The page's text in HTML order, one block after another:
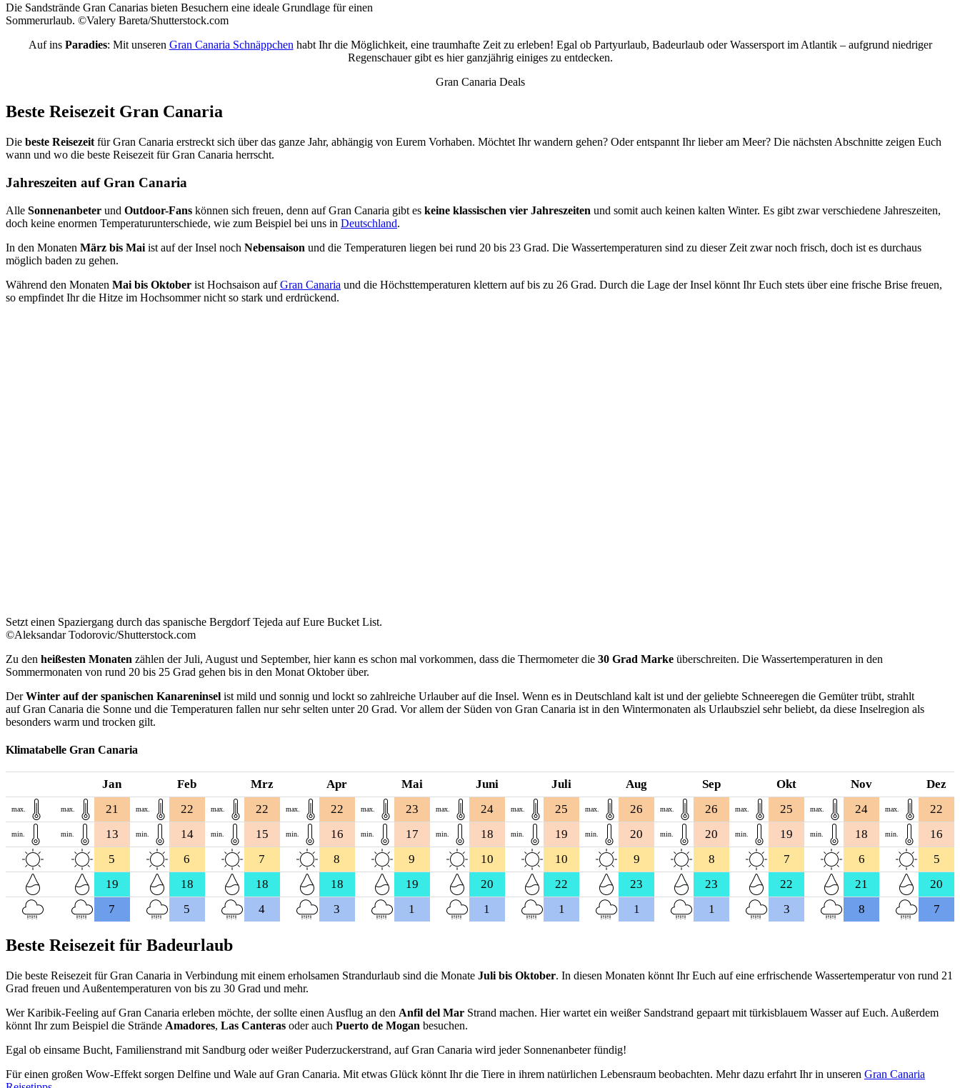
Die Sandstrände Gran Canarias bieten Besuchern eine ideale Grundlage für einen
Sommerurlaub. ©Valery Bareta/Shutterstock.com
Auf ins Paradies: Mit unseren Gran Canaria Schnäppchen habt Ihr die Möglichkeit, eine traumhafte Zeit zu erleben! Egal ob Partyurlaub, Badeurlaub oder Wassersport im Atlantik – aufgrund niedriger
Regenschauer gibt es hier ganzjährig einiges zu entdecken.
Gran Canaria Deals
Beste Reisezeit Gran Canaria
Die beste Reisezeit für Gran Canaria erstreckt sich über das ganze Jahr, abhängig von Eurem Vorhaben. Möchtet Ihr wandern gehen? Oder entspannt Ihr lieber am Meer? Die nächsten Abschnitte zeigen Euch
wann und wo die beste Reisezeit für Gran Canaria herrscht.
Jahreszeiten auf Gran Canaria
Alle Sonnenanbeter und Outdoor-Fans können sich freuen, denn auf Gran Canaria gibt es keine klassischen vier Jahreszeiten und somit auch keinen kalten Winter. Es gibt zwar verschiedene Jahreszeiten,
doch keine enormen Temperaturunterschiede, wie zum Beispiel bei uns in Deutschland.
In den Monaten März bis Mai ist auf der Insel noch Nebensaison und die Temperaturen liegen bei rund 20 bis 23 Grad. Die Wassertemperaturen sind zu dieser Zeit zwar noch frisch, doch ist es durchaus
möglich baden zu gehen.
Während den Monaten Mai bis Oktober ist Hochsaison aufGran Canaria und die Höchsttemperaturen klettern auf bis zu 26 Grad. Durch die Lage der Insel könnt Ihr Euch stets über eine frische Brise freuen,
so empfindet Ihr die Hitze im Hochsommer nicht so stark und erdrückend.
Setzt einen Spaziergang durch das spanische Bergdorf Tejeda auf Eure Bucket List.
©Aleksandar Todorovic/Shutterstock.com
Zu den heißesten Monaten zählen der Juli, August und September, hier kann es schon mal vorkommen, dass die Thermometer die 30 Grad Marke überschreiten. Die Wassertemperaturen in den
Sommermonaten von rund 20 bis 25 Grad gehen bis in den Monat Oktober über.
DerWinter auf der spanischen Kanareninsel ist mild und sonnig und lockt so zahlreiche Urlauber auf die Insel. Wenn es in Deutschland kalt ist und der geliebte Schneeregen die Gemüter trübt, strahlt
auf Gran Canaria die Sonne und die Temperaturen fallen nur sehr selten unter 20 Grad. Vor allem der Süden von Gran Canaria ist in den Wintermonaten als Urlaubsziel sehr beliebt, da diese Inselregion als
besonders warm und trocken gilt.
Klimatabelle Gran Canaria
max.
min.
Jan
max. 21
min.
13
5
19
7
Feb
max. 22
min.
14
6
18
5
Mrz
max. 22
min.
15
7
18
4
Apr
max. 22
min.
16
8
18
3
Mai
max. 23
min.
17
9
19
1
Juni
max. 24
min.
18
10
20
1
Juli
max. 25
min.
19
10
22
1
Aug
max. 26
min.
20
9
23
1
Sep
max. 26
min.
20
8
23
1
Okt
max. 25
min.
19
7
22
3
Nov
max. 24
min.
18
6
21
8
Dez
max. 22
min.
16
5
20
7
Beste Reisezeit für Badeurlaub
Die beste Reisezeit für Gran Canaria in Verbindung mit einem erholsamen Strandurlaub sind die Monate Juli bis Oktober. In diesen Monaten könnt Ihr Euch auf eine erfrischende Wassertemperatur von rund 21
Grad freuen und Außentemperaturen von bis zu 30 Grad und mehr.
Wer Karibik-Feeling auf Gran Canaria erleben möchte, der sollte einen Ausflug an den Anfil del Mar Strand machen. Hier wartet ein weißer Sandstrand gepaart mit türkisblauem Wasser auf Euch. Außerdem
könnt Ihr zum Beispiel die Strände Amadores, Las Canteras oder auch Puerto de Mogan besuchen.
Egal ob einsame Bucht, Familienstrand mit Sandburg oder weißer Puderzuckerstrand, auf Gran Canaria wird jeder Sonnenanbeter fündig!
Für einen großen Wow-Effekt sorgen Delfine und Wale auf Gran Canaria. Mit etwas Glück könnt Ihr die Tiere in ihrem natürlichen Lebensraum beobachten. Mehr dazu erfahrt Ihr in unseren Gran Canaria